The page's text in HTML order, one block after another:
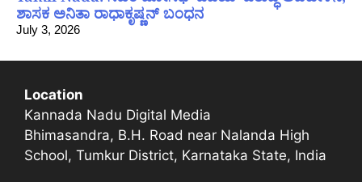
ಶಾಸಕ ಅನಿತಾ ರಾಧಾಕೃಷ್ಣನ್ ಬಂಧನ
July 3, 2026
Location
Kannada Nadu Digital Media
Bhimasandra, B.H. Road near Nalanda High
School, Tumkur District, Karnataka State, India